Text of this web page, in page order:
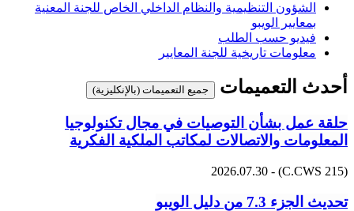
الشؤون التنظيمية والنظام الداخلي الخاص للجنة المعنية
بمعايير الويبو
فيديو حسب الطلب
معلومات تاريخية للجنة المعايير
أحدث التعميمات جميع التعميمات (بالإنكليزية)
حلقة عمل بشأن التوصيات في مجال تكنولوجيا
المعلومات والاتصالات لمكاتب الملكية الفكرية
(C.CWS 215) - 2026.07.30
تحديث الجزء 7.3 من دليل الويبو